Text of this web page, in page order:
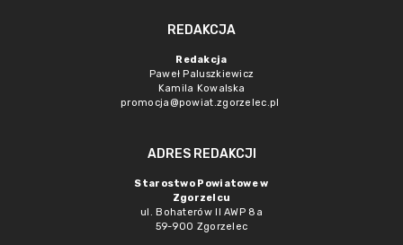
REDAKCJA
Redakcja
Paweł Paluszkiewicz
Kamila Kowalska
promocja@powiat.zgorzelec.pl
ADRES REDAKCJI
Starostwo Powiatowe w
Zgorzelcu
ul. Bohaterów II AWP 8a
59-900 Zgorzelec